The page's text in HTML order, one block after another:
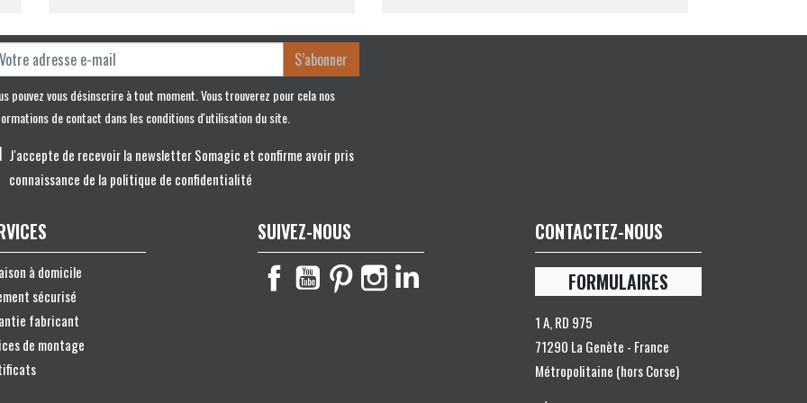
S’abonner
pouvez vous désinscrire à tout moment. Vous trouverez pour cela nos
de contact dans les conditions d'utilisation du site.
J'accepte de recevoir la newsletter Somagic et confirme avoir pris
connaissance de la politique de confidentialité
à domicile
sécurisé
fabricant
de montage
SUIVEZ-NOUS
CONTACTEZ-NOUS
FORMULAIRES
1 A, RD 975
71290 La Genète - France
Métropolitaine (hors Corse)